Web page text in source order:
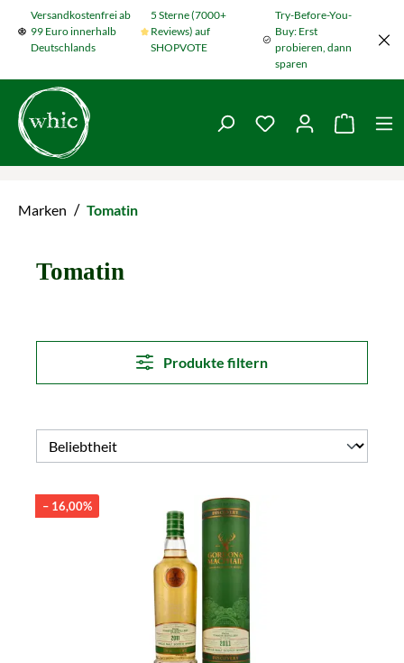
Zum Hauptinhalt springen
Versandkostenfrei ab
99 Euro innerhalb
Deutschlands
5 Sterne (7000+
Reviews) auf
SHOPVOTE
Try-Before-You-
Buy: Erst
probieren, dann
sparen
Du hast 0
Marken / Tomatin
Tomatin
Produkte filtern
– 16,00%